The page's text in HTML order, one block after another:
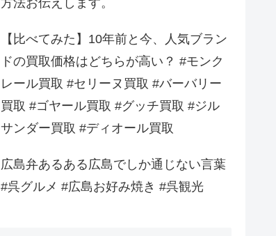
方法お伝えします。
【比べてみた】10年前と今、人気ブラン
ドの買取価格はどちらが高い？ #モンク
レール買取 #セリーヌ買取 #バーバリー
買取 #ゴヤール買取 #グッチ買取 #ジル
サンダー買取 #ディオール買取
広島弁あるある広島でしか通じない言葉
#呉グルメ #広島お好み焼き #呉観光